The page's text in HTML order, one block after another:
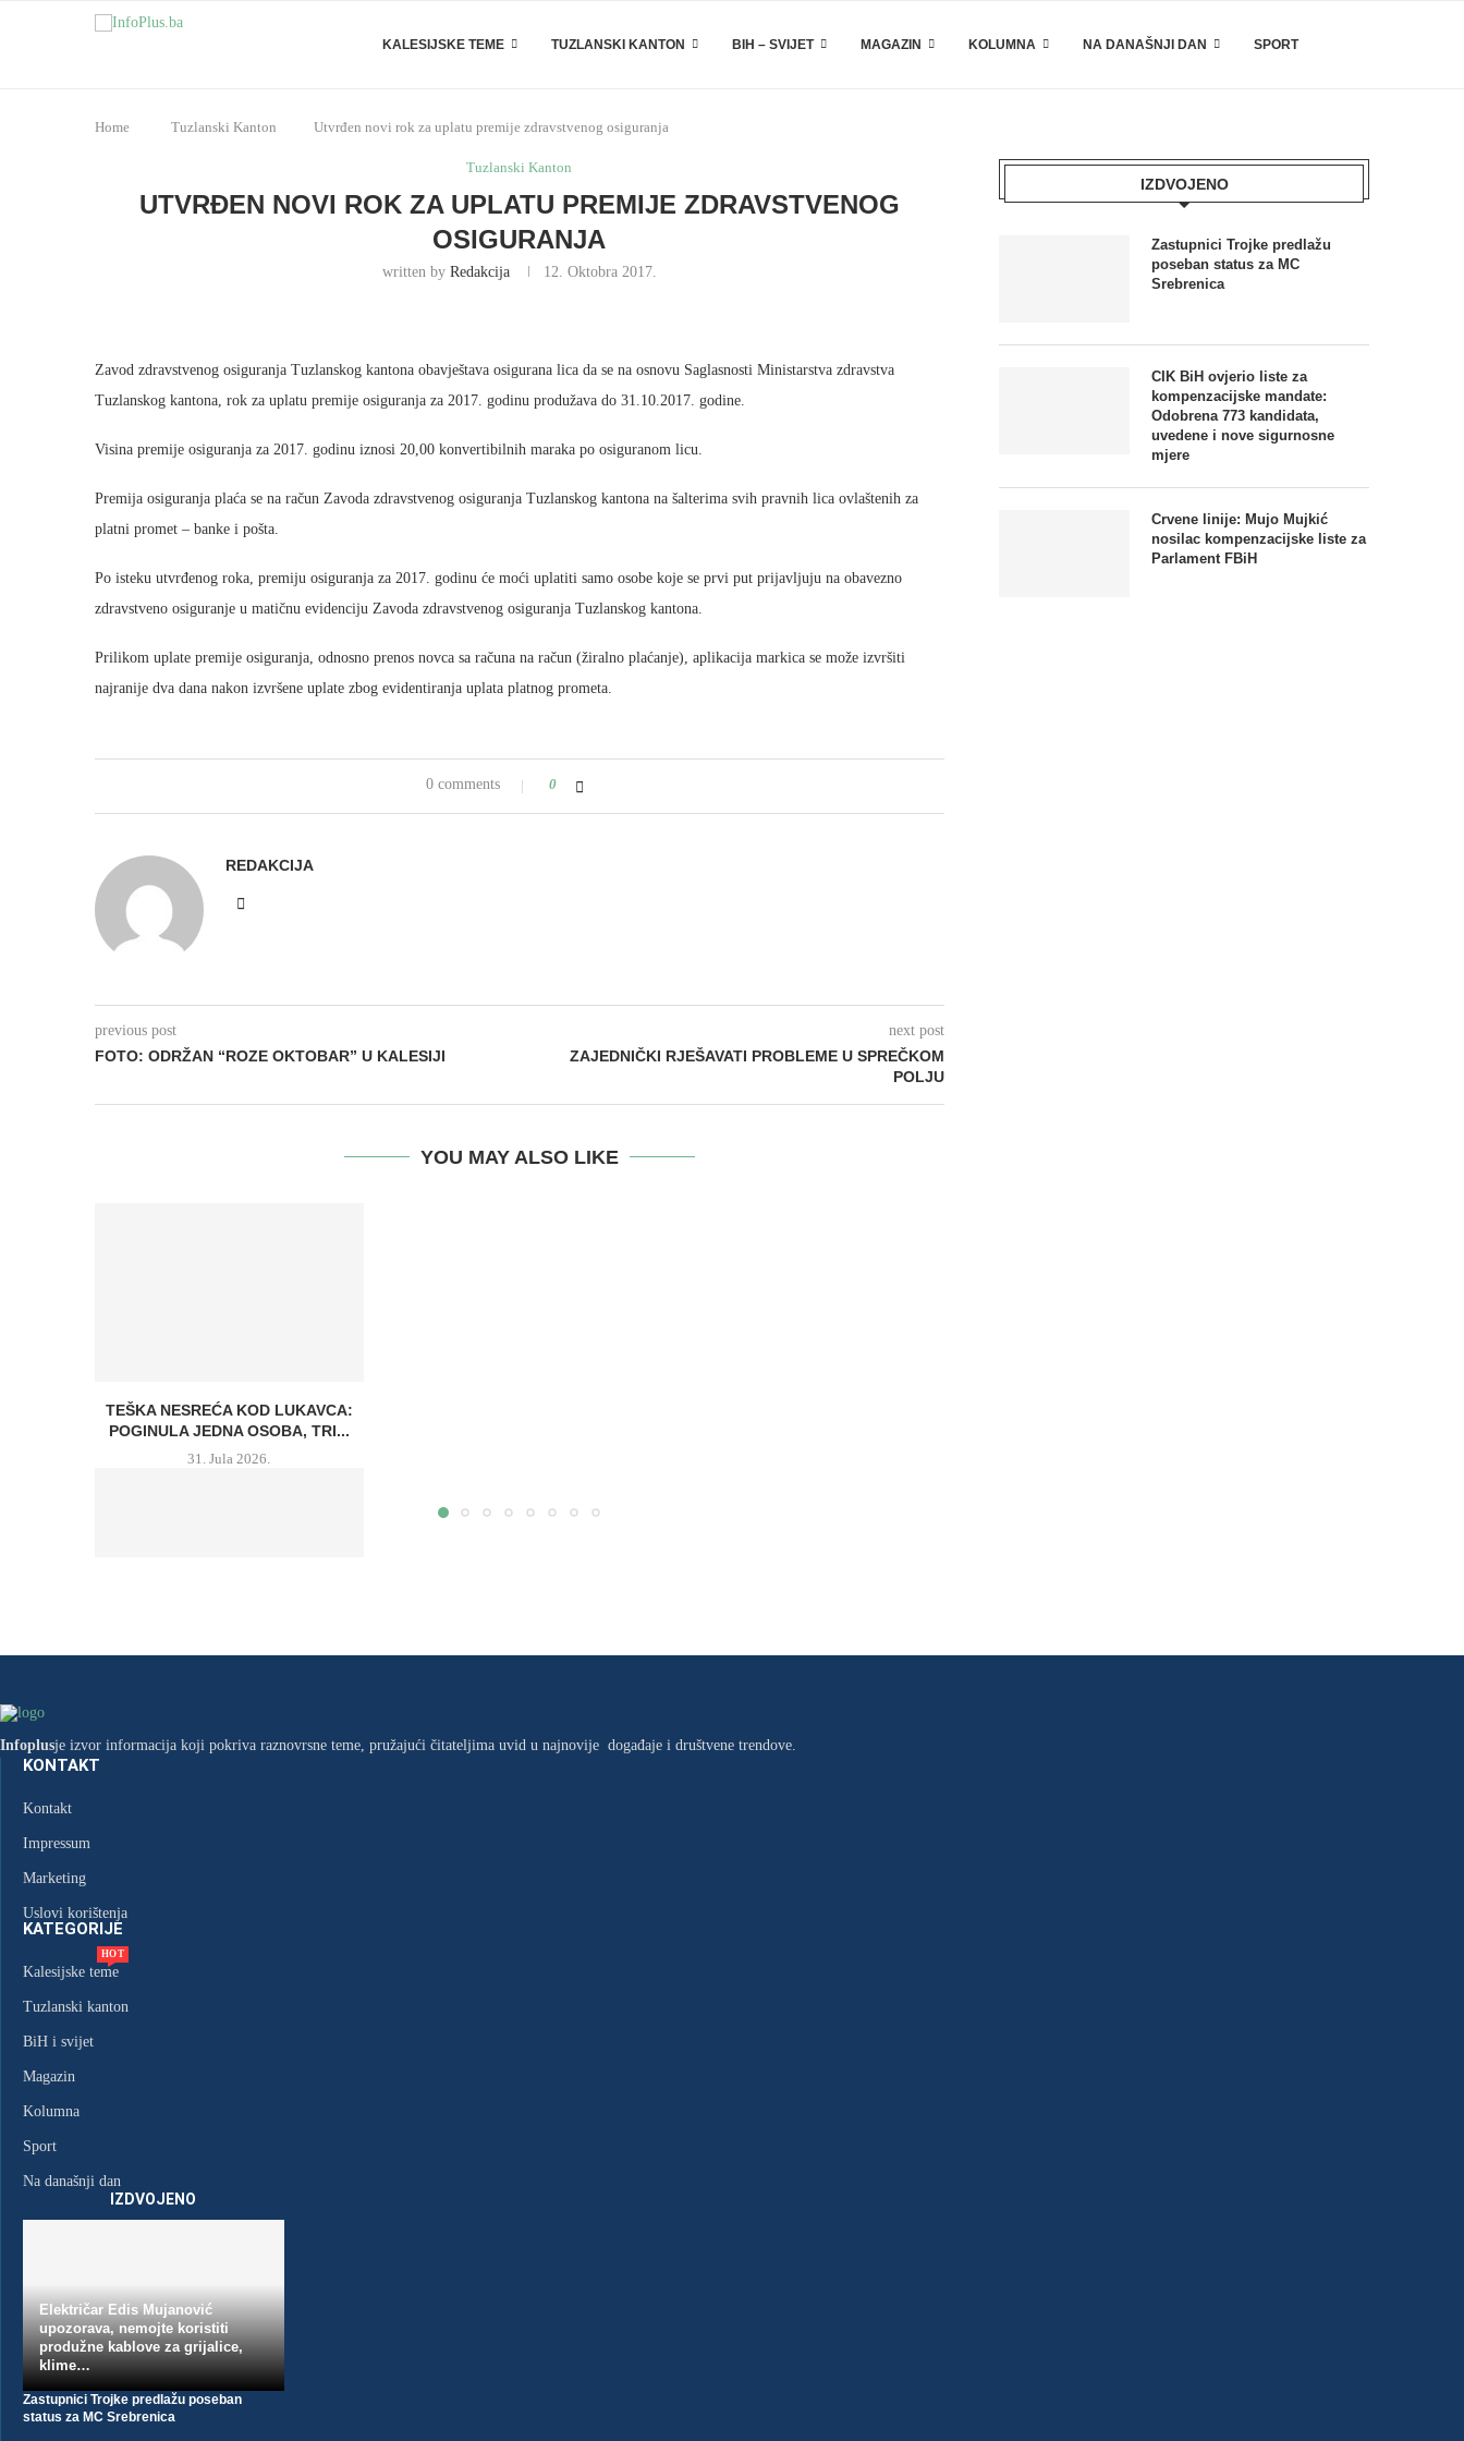
KALESIJSKE TEME TUZLANSKI KANTON BIH – SVIJET MAGAZIN KOLUMNA NA DANAŠNJI DAN SPORT
Home Tuzlanski Kanton Utvrđen novi rok za uplatu premije zdravstvenog osiguranja
Tuzlanski Kanton
UTVRĐEN NOVI ROK ZA UPLATU PREMIJE ZDRAVSTVENOG
OSIGURANJA
written by Redakcija 12. Oktobra 2017.
Zavod zdravstvenog osiguranja Tuzlanskog kantona obavještava osigurana lica da se na osnovu Saglasnosti Ministarstva zdravstva
Tuzlanskog kantona, rok za uplatu premije osiguranja za 2017. godinu produžava do 31.10.2017. godine.
Visina premije osiguranja za 2017. godinu iznosi 20,00 konvertibilnih maraka po osiguranom licu.
Premija osiguranja plaća se na račun Zavoda zdravstvenog osiguranja Tuzlanskog kantona na šalterima svih pravnih lica ovlaštenih za
platni promet – banke i pošta.
Po isteku utvrđenog roka, premiju osiguranja za 2017. godinu će moći uplatiti samo osobe koje se prvi put prijavljuju na obavezno
zdravstveno osiguranje u matičnu evidenciju Zavoda zdravstvenog osiguranja Tuzlanskog kantona.
Prilikom uplate premije osiguranja, odnosno prenos novca sa računa na račun (žiralno plaćanje), aplikacija markica se može izvršiti
najranije dva dana nakon izvršene uplate zbog evidentiranja uplata platnog prometa.
0 comments 0
REDAKCIJA
previous post
FOTO: ODRŽAN “ROZE OKTOBAR” U KALESIJI
next post
ZAJEDNIČKI RJEŠAVATI PROBLEME U SPREČKOM
POLJU
YOU MAY ALSO LIKE
TEŠKA NESREĆA KOD LUKAVCA:
POGINULA JEDNA OSOBA, TRI...
31. Jula 2026.
24. Jula 2026.
ODREĐEN PRITVOR MUŠKARCU IZ
IZDVOJENO
Zastupnici Trojke predlažu
poseban status za MC
Srebrenica
CIK BiH ovjerio liste za
kompenzacijske mandate:
Odobrena 773 kandidata,
uvedene i nove sigurnosne
mjere
Crvene linije: Mujo Mujkić
nosilac kompenzacijske liste za
Parlament FBiH
Infoplusje izvor informacija koji pokriva raznovrsne teme, pružajući čitateljima uvid u najnovije događaje i društvene trendove.
KONTAKT
Kontakt
Impressum
Marketing
Uslovi korištenja
KATEGORIJE
Kalesijske teme
HOT
Tuzlanski kanton
BiH i svijet
Magazin
Kolumna
Sport
Na današnji dan
IZDVOJENO
Električar Edis Mujanović
upozorava, nemojte koristiti
produžne kablove za grijalice,
klime…
Zastupnici Trojke predlažu poseban
status za MC Srebrenica